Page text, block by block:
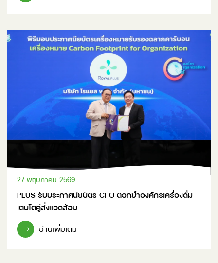
27 พฤษภาคม 2569
PLUS รับประกาศนียบัตร CFO ตอกย้ำองค์กรเครื่องดื่ม
เติบโตคู่สิ่งแวดล้อม
อ่านเพิ่มเติม